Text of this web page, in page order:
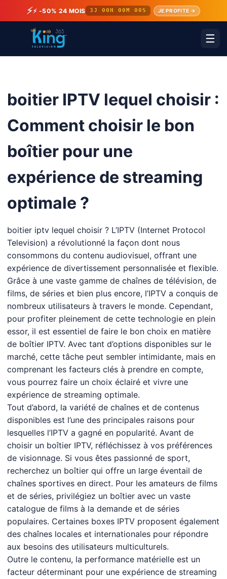
⚡⚡ -50% 24 MOIS 3J 00H 00M 00S JE PROFITE →
☰
boitier IPTV lequel choisir :
Comment choisir le bon
boîtier pour une
expérience de streaming
optimale ?
boitier iptv lequel choisir ? L’IPTV (Internet Protocol
Television) a révolutionné la façon dont nous
consommons du contenu audiovisuel, offrant une
expérience de divertissement personnalisée et flexible.
Grâce à une vaste gamme de chaînes de télévision, de
films, de séries et bien plus encore, l’IPTV a conquis de
nombreux utilisateurs à travers le monde. Cependant,
pour profiter pleinement de cette technologie en plein
essor, il est essentiel de faire le bon choix en matière
de boîtier IPTV. Avec tant d’options disponibles sur le
marché, cette tâche peut sembler intimidante, mais en
comprenant les facteurs clés à prendre en compte,
vous pourrez faire un choix éclairé et vivre une
expérience de streaming optimale.
Tout d’abord, la variété de chaînes et de contenus
disponibles est l’une des principales raisons pour
lesquelles l’IPTV a gagné en popularité. Avant de
choisir un boîtier IPTV, réfléchissez à vos préférences
de visionnage. Si vous êtes passionné de sport,
recherchez un boîtier qui offre un large éventail de
chaînes sportives en direct. Pour les amateurs de films
et de séries, privilégiez un boîtier avec un vaste
catalogue de films à la demande et de séries
populaires. Certaines boxes IPTV proposent également
des chaînes locales et internationales pour répondre
aux besoins des utilisateurs multiculturels.
Outre le contenu, la performance matérielle est un
facteur déterminant pour une expérience de streaming